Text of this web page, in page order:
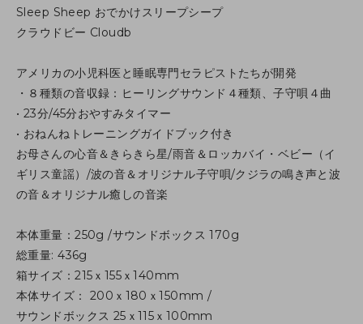
Sleep Sheep おでかけスリープシープ
クラウドビー Cloudb
アメリカの小児科医と睡眠専門セラピストたちが開発
・８種類の音収録：ヒーリングサウンド４種類、子守唄４曲
• 23分/45分おやすみタイマー
• おねんねトレーニングガイドブック付き
お母さんの心音＆きらきら星/雨音＆ロッカバイ・ベビー（イ
ギリス童謡）/波の音＆オリジナル子守唄/クジラの鳴き声と波
の音＆オリジナル癒しの音楽
本体重量：250g /サウンドボックス 170g
総重量: 436g
箱サイズ：215ｘ155ｘ140mm
本体サイズ： 200ｘ180ｘ150mm /
サウンドボックス 25ｘ115ｘ100mm